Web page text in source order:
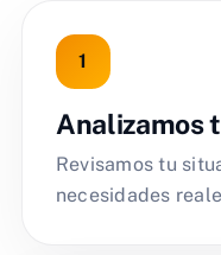
Analizamos
Revisamos tu
necesidades